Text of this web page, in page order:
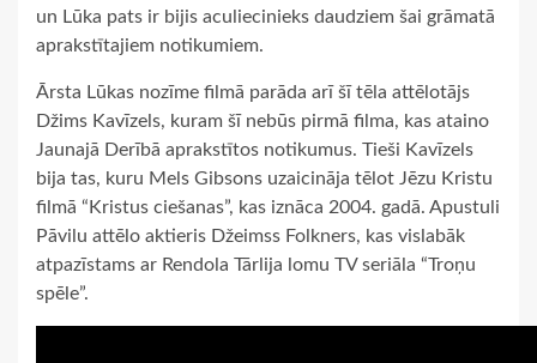
un Lūka pats ir bijis aculiecinieks daudziem šai grāmatā
aprakstītajiem notikumiem.
Ārsta Lūkas nozīme filmā parāda arī šī tēla attēlotājs
Džims Kavīzels, kuram šī nebūs pirmā filma, kas ataino
Jaunajā Derībā aprakstītos notikumus. Tieši Kavīzels
bija tas, kuru Mels Gibsons uzaicināja tēlot Jēzu Kristu
filmā “Kristus ciešanas”, kas iznāca 2004. gadā. Apustuli
Pāvilu attēlo aktieris Džeimss Folkners, kas vislabāk
atpazīstams ar Rendola Tārlija lomu TV seriāla “Troņu
spēle”.